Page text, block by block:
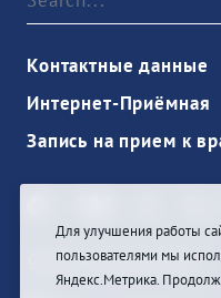
Контактные данные
Интернет-Приёмная
Запись на прием к
Ouvrir une session
Для улучшения работы
пользователями мы
Яндекс.Метрика.